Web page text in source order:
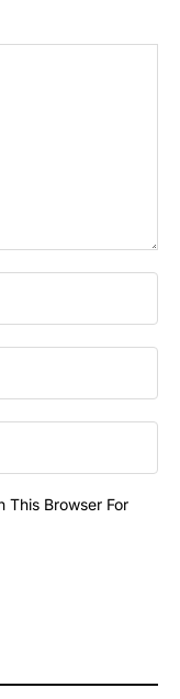
This Browser For